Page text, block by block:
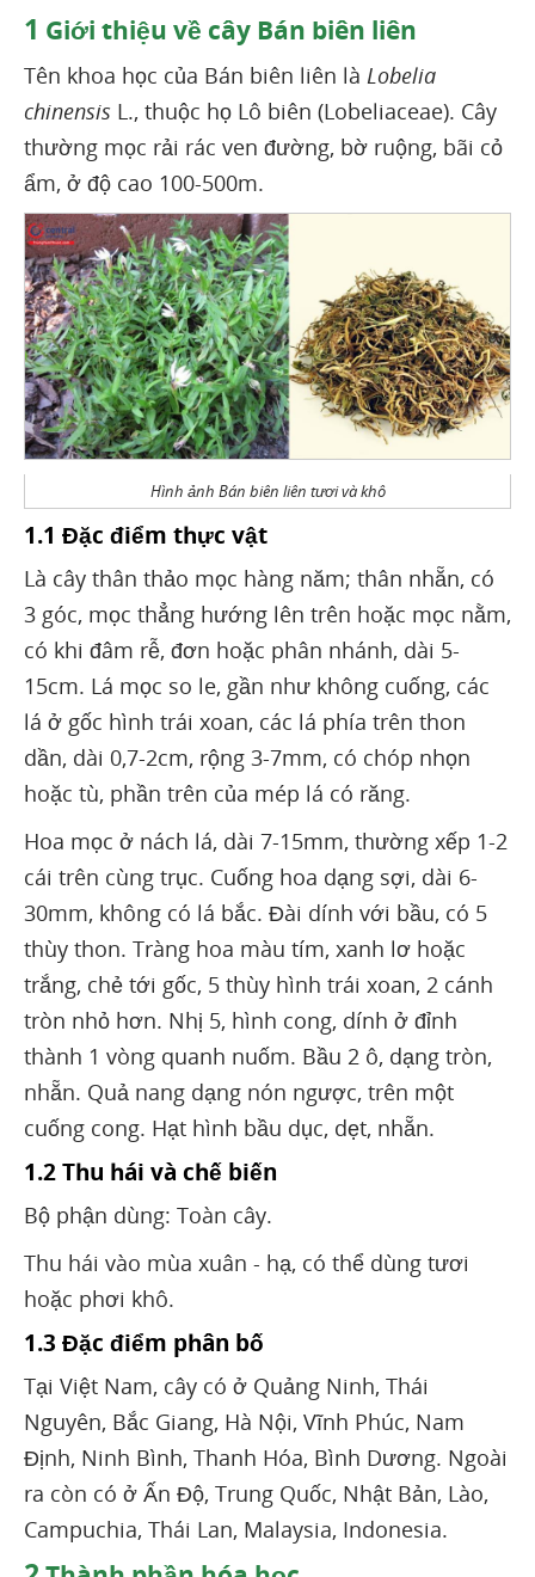
1 Giới thiệu về cây Bán biên liên
Tên khoa học của Bán biên liên là Lobelia
chinensis L., thuộc họ Lô biên (Lobeliaceae). Cây
thường mọc rải rác ven đường, bờ ruộng, bãi cỏ
ẩm, ở độ cao 100-500m.
Hình ảnh Bán biên liên tươi và khô
1.1 Đặc điểm thực vật
Là cây thân thảo mọc hàng năm; thân nhẵn, có
3 góc, mọc thẳng hướng lên trên hoặc mọc nằm,
có khi đâm rễ, đơn hoặc phân nhánh, dài 5-
15cm. Lá mọc so le, gần như không cuống, các
lá ở gốc hình trái xoan, các lá phía trên thon
dần, dài 0,7-2cm, rộng 3-7mm, có chóp nhọn
hoặc tù, phần trên của mép lá có răng.
Hoa mọc ở nách lá, dài 7-15mm, thường xếp 1-2
cái trên cùng trục. Cuống hoa dạng sợi, dài 6-
30mm, không có lá bắc. Đài dính với bầu, có 5
thùy thon. Tràng hoa màu tím, xanh lơ hoặc
trắng, chẻ tới gốc, 5 thùy hình trái xoan, 2 cánh
tròn nhỏ hơn. Nhị 5, hình cong, dính ở đỉnh
thành 1 vòng quanh nuốm. Bầu 2 ô, dạng tròn,
nhẵn. Quả nang dạng nón ngược, trên một
cuống cong. Hạt hình bầu dục, dẹt, nhẵn.
1.2 Thu hái và chế biến
Bộ phận dùng: Toàn cây.
Thu hái vào mùa xuân - hạ, có thể dùng tươi
hoặc phơi khô.
1.3 Đặc điểm phân bố
Tại Việt Nam, cây có ở Quảng Ninh, Thái
Nguyên, Bắc Giang, Hà Nội, Vĩnh Phúc, Nam
Định, Ninh Bình, Thanh Hóa, Bình Dương. Ngoài
ra còn có ở Ấn Độ, Trung Quốc, Nhật Bản, Lào,
Campuchia, Thái Lan, Malaysia, Indonesia.